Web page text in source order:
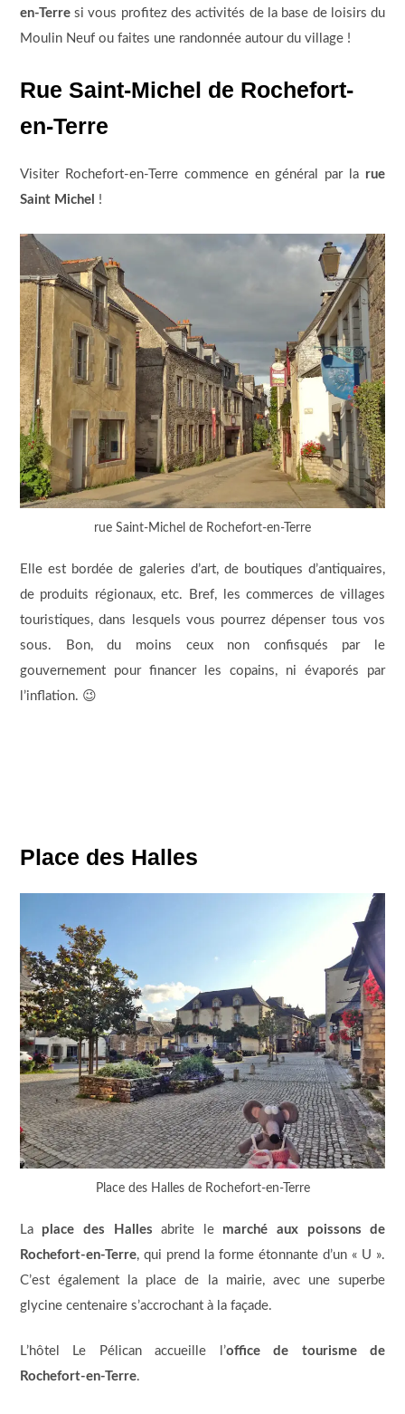
en-Terresi vous profitez des activités de la base de loisirs du
Moulin Neuf ou faites une randonnée autour du village !
Rue Saint-Michel de Rochefort-
en-Terre
Visiter Rochefort-en-Terre commence en général par la rue
Saint Michel !
rue Saint-Michel de Rochefort-en-Terre
Elle est bordée de galeries d’art, de boutiques d’antiquaires,
de produits régionaux, etc. Bref, les commerces de villages
touristiques, dans lesquels vous pourrez dépenser tous vos
sous. Bon, du moins ceux non confisqués par le
gouvernement pour financer les copains, ni évaporés par
l’inflation. 😉
Place des Halles
Place des Halles de Rochefort-en-Terre
La place des Halles abrite le marché aux poissons de
Rochefort-en-Terre, qui prend la forme étonnante d’un « U ».
C’est également la place de la mairie, avec une superbe
glycine centenaire s’accrochant à la façade.
L’hôtel Le Pélican accueille l’office de tourisme de
Rochefort-en-Terre.